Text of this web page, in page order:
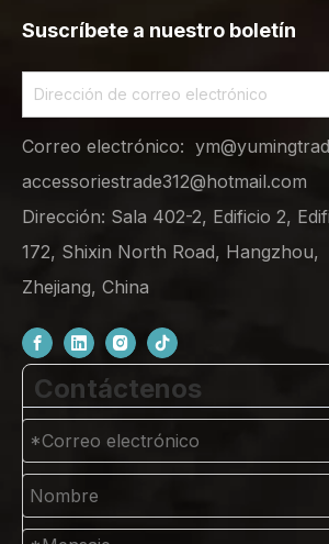
Suscríbete a nuestro boletín
Correo electrónico:
accessoriestrade312@hotmail.com
Dirección: Sala 402-2, Edificio 2,
172, Shixin North Road, Hangzhou,
Zhejiang, China
Contáctenos